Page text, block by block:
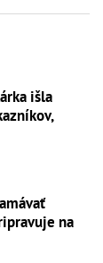
išla
na